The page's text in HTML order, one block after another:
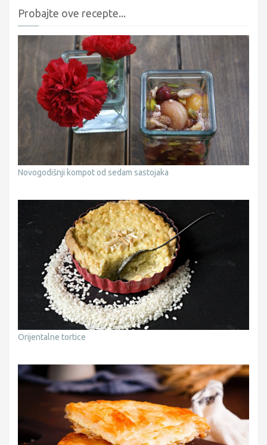
Probajte ove recepte...
Novogodišnji kompot od sedam sastojaka
Orijentalne tortice